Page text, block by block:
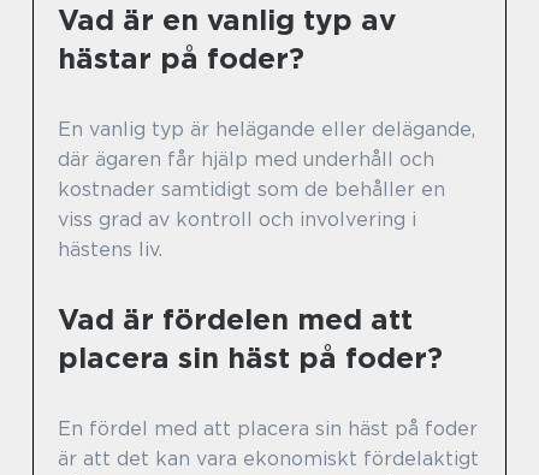
Vad är en vanlig typ av
hästar på foder?
En vanlig typ är helägande eller delägande,
där ägaren får hjälp med underhåll och
kostnader samtidigt som de behåller en
viss grad av kontroll och involvering i
hästens liv.
Vad är fördelen med att
placera sin häst på foder?
En fördel med att placera sin häst på foder
är att det kan vara ekonomiskt fördelaktigt